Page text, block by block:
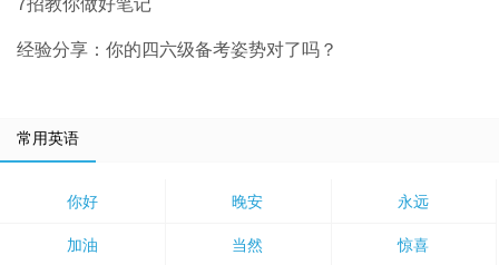
7招教你做好笔记
经验分享：你的四六级备考姿势对了吗？
常用英语
你好 晚安 永远
加油 当然 惊喜